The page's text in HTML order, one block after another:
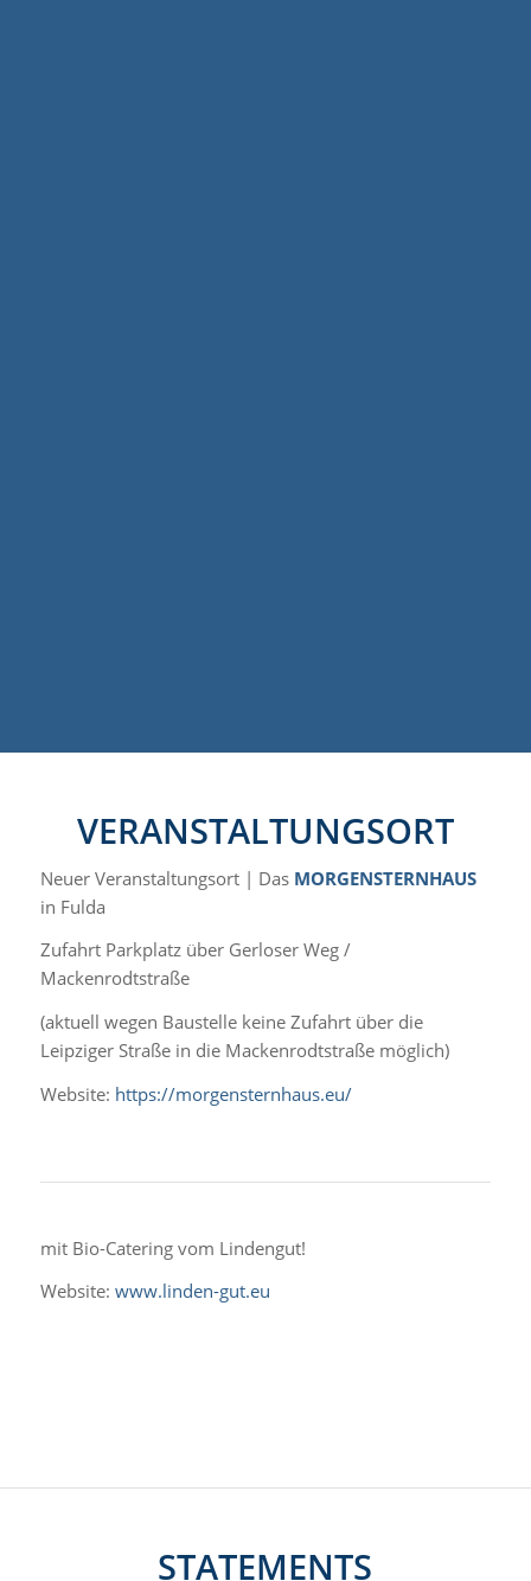
VERANSTALTUNGSORT
Neuer Veranstaltungsort | Das MORGENSTERNHAUS
in Fulda
Zufahrt Parkplatz über Gerloser Weg /
Mackenrodtstraße
(aktuell wegen Baustelle keine Zufahrt über die
Leipziger Straße in die Mackenrodtstraße möglich)
Website: https://morgensternhaus.eu/
mit Bio-Catering vom Lindengut!
Website: www.linden-gut.eu
STATEMENTS